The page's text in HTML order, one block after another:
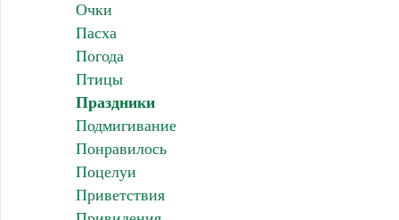
Очки
Пасха
Погода
Птицы
Праздники
Подмигивание
Понравилось
Поцелуи
Приветствия